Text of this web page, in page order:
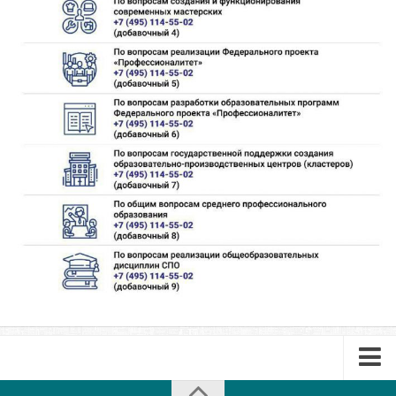
Библиотека
Студенческий совет
Студенческое научное общество
Социальная поддержка студентов
Центр содействия трудоустройству выпускников
График учебного процесса
Электронное обучение и дистанционные
образовательные технологии
Демонстрационный экзамен
Родителям